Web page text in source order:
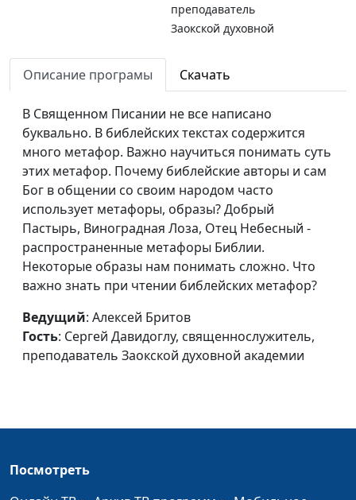
преподаватель
Заокской духовной
Новозаветные
Алексей Бритов,
священнослужитель,
преподаватель
Заокской духовной
академии
Что такое апокрифы?
Алексей Бритов,
Сергей Давидоглу,
священнослужитель,
преподаватель
Заокской духовной
Каким дошло до нас
Священное Писание?
Алексей Бритов,
Сергей Давидоглу,
академии
Авторство
Пятикнижия (вторая
Описание програмы Скачать
В Священном Писании не все написано
буквально. В библейских текстах содержится
много метафор. Важно научиться понимать суть
этих метафор. Почему библейские авторы и сам
Бог в общении со своим народом часто
использует метафоры, образы? Добрый
Пастырь, Виноградная Лоза, Отец Небесный -
распространенные метафоры Библии.
Некоторые образы нам понимать сложно. Что
важно знать при чтении библейских метафор?
Ведущий: Алексей Бритов
Гость: Сергей Давидоглу, священнослужитель,
преподаватель Заокской духовной академии
Посмотреть